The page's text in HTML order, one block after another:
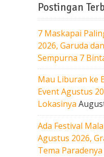
Postingan
7 Maskapai
2026, Garuda
Sempurna 7
Mau Liburan ke
Event Agustus
Lokasinya
Ada Festival
Agustus 2026,
Tema Paradenya